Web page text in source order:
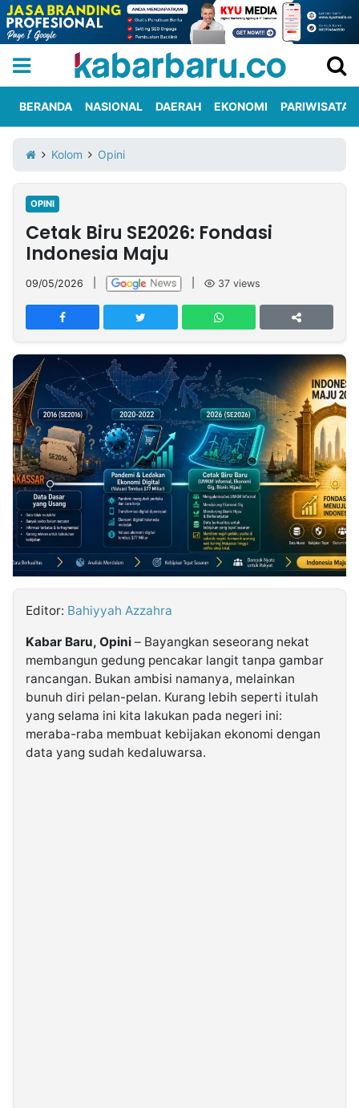
Iklan
Berita
Kami
Nasional
International
Olahraga
Entertainment
Daerah
Pariwisata
Kuliner
Kolom
Network
PT
TREETAN
MULTIMEDIA
INDONESIA
Partner
Insight
NTB
Suara
Time
Lens
IDN
Daily
Jogja
Jalan
Rakyat
Idealita
News
Kita
Notice
Dinamikapost.com
Radar
Baru
Seedbacklink
Follow
Kabarbaru
BERANDA NASIONAL DAERAH EKONOMI PARIWISATA
Kolom Opini
OPINI
Cetak Biru SE2026: Fondasi
Indonesia Maju
09/05/2026 37 views
Editor: Bahiyyah Azzahra
Kabar Baru, Opini – Bayangkan seseorang nekat
membangun gedung pencakar langit tanpa gambar
rancangan. Bukan ambisi namanya, melainkan
bunuh diri pelan-pelan. Kurang lebih seperti itulah
yang selama ini kita lakukan pada negeri ini:
meraba-raba membuat kebijakan ekonomi dengan
data yang sudah kedaluwarsa.